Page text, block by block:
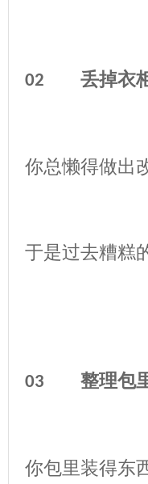
02 丢掉衣
你总懒得做出
于是过去糟糕
03 整理包
你包里装得东